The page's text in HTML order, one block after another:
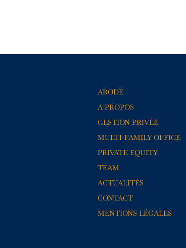
ARODE
A PROPOS
GESTION PRIVÉE
MULTI-FAMILY OFFICE
PRIVATE EQUITY
TEAM
ACTUALITÉS
CONTACT
MENTIONS LÉGALES